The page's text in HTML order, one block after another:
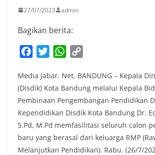
27/07/2023 admin
Bagikan berita:
c
e
b
o
o
k
i
t
t
e
r
W
a
t
s
A
p
p
p
y
L
i
n
k
Media Jabar. Net. BANDUNG – Kepala
(Disdik) Kota Bandung melalui Kepala
Pembinaan Pengembangan Pendidikan
Kependidikan Disdik Kota Bandung Dr.
S.Pd, M.Pd memfasilitasi seluruh calon
baru yang berasal dari keluarga RMP
Melanjutkan Pendidikan). Rabu. (26/7/